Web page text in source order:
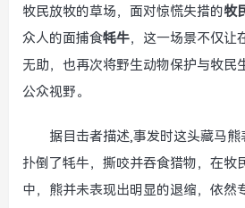
牧民放牧的草场，面对惊慌失措的牧
众人的面捕食牦牛，这一场景不仅让
无助，也再次将野生动物保护与牧民
公众视野。
据目击者描述,事发时这头藏马
扑倒了牦牛，撕咬并吞食猎物，在牧
中，熊并未表现出明显的退缩，依然